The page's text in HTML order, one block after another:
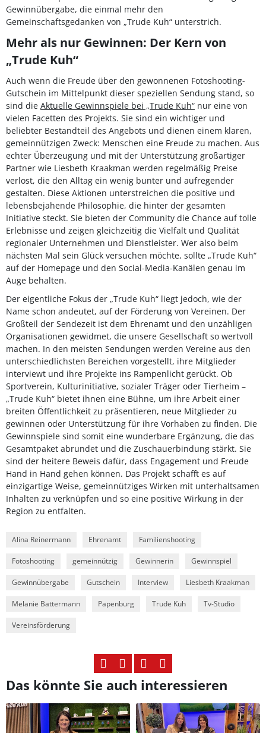
Gewinnübergabe, die einmal mehr den
Gemeinschaftsgedanken von „Trude Kuh“ unterstrich.
Mehr als nur Gewinnen: Der Kern von
„Trude Kuh“
Auch wenn die Freude über den gewonnenen Fotoshooting-
Gutschein im Mittelpunkt dieser speziellen Sendung stand, so
sind die Aktuelle Gewinnspiele bei „Trude Kuh“ nur eine von
vielen Facetten des Projekts. Sie sind ein wichtiger und
beliebter Bestandteil des Angebots und dienen einem klaren,
gemeinnützigen Zweck: Menschen eine Freude zu machen. Aus
echter Überzeugung und mit der Unterstützung großartiger
Partner wie Liesbeth Kraakman werden regelmäßig Preise
verlost, die den Alltag ein wenig bunter und aufregender
gestalten. Diese Aktionen unterstreichen die positive und
lebensbejahende Philosophie, die hinter der gesamten
Initiative steckt. Sie bieten der Community die Chance auf tolle
Erlebnisse und zeigen gleichzeitig die Vielfalt und Qualität
regionaler Unternehmen und Dienstleister. Wer also beim
nächsten Mal sein Glück versuchen möchte, sollte „Trude Kuh“
auf der Homepage und den Social-Media-Kanälen genau im
Auge behalten.
Der eigentliche Fokus der „Trude Kuh“ liegt jedoch, wie der
Name schon andeutet, auf der Förderung von Vereinen. Der
Großteil der Sendezeit ist dem Ehrenamt und den unzähligen
Organisationen gewidmet, die unsere Gesellschaft so wertvoll
machen. In den meisten Sendungen werden Vereine aus den
unterschiedlichsten Bereichen vorgestellt, ihre Mitglieder
interviewt und ihre Projekte ins Rampenlicht gerückt. Ob
Sportverein, Kulturinitiative, sozialer Träger oder Tierheim –
„Trude Kuh“ bietet ihnen eine Bühne, um ihre Arbeit einer
breiten Öffentlichkeit zu präsentieren, neue Mitglieder zu
gewinnen oder Unterstützung für ihre Vorhaben zu finden. Die
Gewinnspiele sind somit eine wunderbare Ergänzung, die das
Gesamtpaket abrundet und die Zuschauerbindung stärkt. Sie
sind der heitere Beweis dafür, dass Engagement und Freude
Hand in Hand gehen können. Das Projekt schafft es auf
einzigartige Weise, gemeinnütziges Wirken mit unterhaltsamen
Inhalten zu verknüpfen und so eine positive Wirkung in der
Region zu entfalten.
Alina Reinermann Ehrenamt Familienshooting
Fotoshooting gemeinnützig Gewinnerin Gewinnspiel
Gewinnübergabe Gutschein Interview Liesbeth Kraakman
Melanie Battermann Papenburg Trude Kuh Tv-Studio
Vereinsförderung
Das könnte Sie auch interessieren